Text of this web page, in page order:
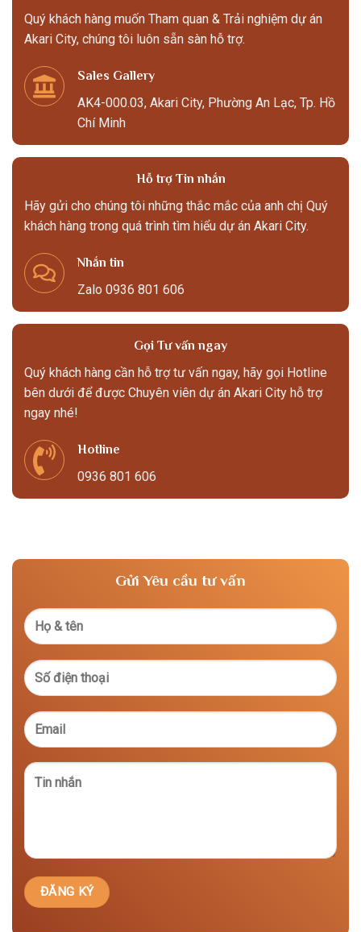
Quý khách hàng muốn Tham quan & Trải nghiệm dự án
Akari City, chúng tôi luôn sẵn sàn hỗ trợ.
Sales Gallery
AK4-000.03, Akari City, Phường An Lạc, Tp. Hồ
Chí Minh
Hỗ trợ Tin nhắn
Hãy gửi cho chúng tôi những thắc mắc của anh chị Quý
khách hàng trong quá trình tìm hiểu dự án Akari City.
Nhắn tin
Zalo 0936 801 606
Gọi Tư vấn ngay
Quý khách hàng cần hỗ trợ tư vấn ngay, hãy gọi Hotline
bên dưới để được Chuyên viên dự án Akari City hỗ trợ
ngay nhé!
Hotline
0936 801 606
Gửi Yêu cầu tư vấn